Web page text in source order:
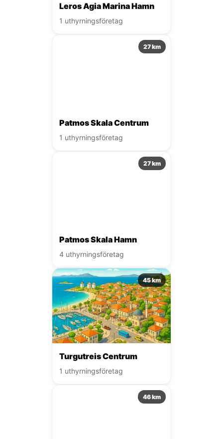
Leros Agia Marina Hamn
1 uthyrningsföretag
27 km
Patmos Skala Centrum
1 uthyrningsföretag
27 km
Patmos Skala Hamn
4 uthyrningsföretag
45 km
Turgutreis Centrum
1 uthyrningsföretag
46 km